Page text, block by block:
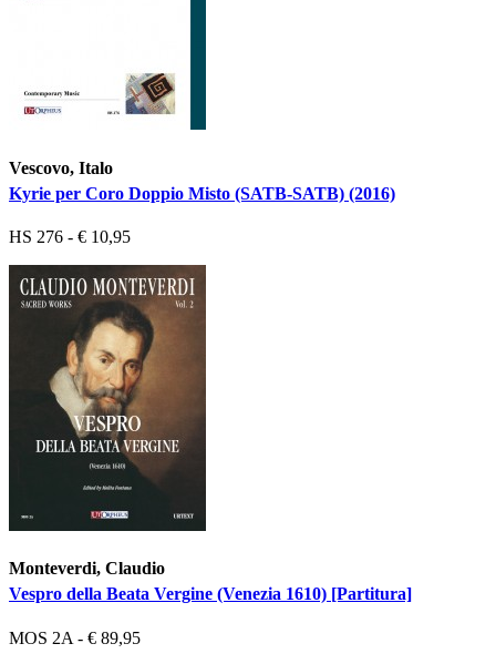
Vescovo, Italo
Kyrie per Coro Doppio Misto (SATB-SATB) (2016)
HS 276 - € 10,95
Monteverdi, Claudio
Vespro della Beata Vergine (Venezia 1610) [Partitura]
MOS 2A - € 89,95